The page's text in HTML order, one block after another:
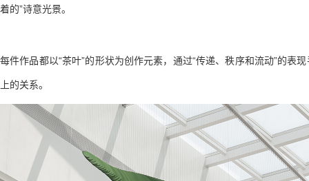
着的”诗意光景。
每件作品都以“茶叶”的形状为创作元素，通过“传递、秩序和流动”的表
上的关系。